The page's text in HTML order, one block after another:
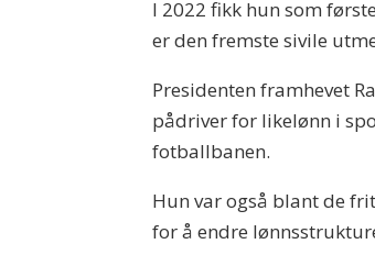
I 2022 fikk hun som
er den fremste sivile
Presidenten framhevet
pådriver for likelønn i
fotballbanen.
Hun var også blant de
for å endre